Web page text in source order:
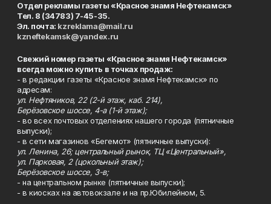
Отдел рекламы газеты «Красное знамя Нефтекамск»
Тел. 8 (34783) 7-45-35.
Эл. почта: kzreklama@mail.ru
kzneftekamsk@yandex.ru
Свежий номер газеты «Красное знамя Нефтекамск»
всегда можно купить в точках продаж:
- в редакции газеты «Красное знамя Нефтекамск» по
адресам:
ул. Нефтяников, 22 (2-й этаж, каб. 214),
Берёзовское шоссе, 4-а (1-й этаж);
- во всех почтовых отделениях нашего города (пятничные
выпуски);
- в сети магазинов «Бегемот» (пятничные выпуски):
ул. Ленина, 26; центральный рынок, ТЦ «Центральный»,
ул. Парковая, 2 (цокольный этаж);
Берёзовское шоссе, 3-в;
- на центральном рынке (пятничные выпуски);
- в киосках на автовокзале и на пр.Юбилейном, 5.